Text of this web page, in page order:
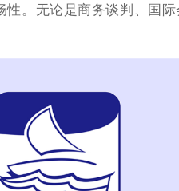
。无论是商务谈判、国